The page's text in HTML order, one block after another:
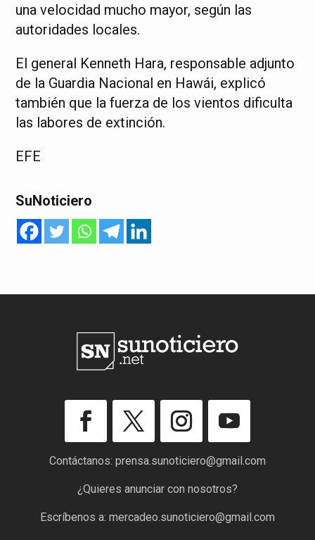
una velocidad mucho mayor, según las
autoridades locales.
El general Kenneth Hara, responsable adjunto
de la Guardia Nacional en Hawái, explicó
también que la fuerza de los vientos dificulta
las labores de extinción.
EFE
SuNoticiero
Contáctanos: prensa.sunoticiero@gmail.com
¿Quieres anunciar con nosotros?
Escríbenos a: mercadeo.sunoticiero@gmail.com